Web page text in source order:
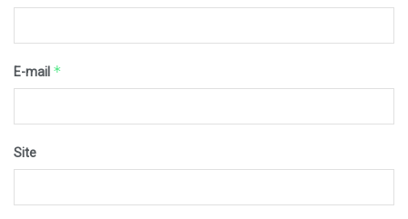
E-mail *
Site